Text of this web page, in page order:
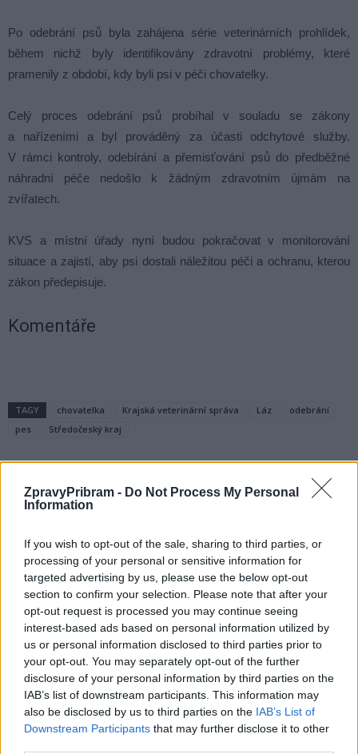
ZpravyPribram - Do Not Process My Personal
Information
If you wish to opt-out of the sale, sharing to third parties, or
processing of your personal or sensitive information for
targeted advertising by us, please use the below opt-out
section to confirm your selection. Please note that after your
opt-out request is processed you may continue seeing
interest-based ads based on personal information utilized by
us or personal information disclosed to third parties prior to
your opt-out. You may separately opt-out of the further
disclosure of your personal information by third parties on the
IAB’s list of downstream participants. This information may
also be disclosed by us to third parties on the IAB’s List of
Downstream Participants that may further disclose it to other
Po odebrání psů byla zahájena série veterinárních prohlídek,
během nichž byly identifikovány zdravotní problémy, které
pramenily z období, kdy byli psi v péči chovatelky.
Celý proces odebrání psů probíhal v souladu se zákony
a nařízeními a byl prováděný za účasti odchytové služby.
V rámci kontroly, odebírání a přemisťování psů do předběžné
náhradní péče nedošlo k žádným zdravotním újmám na
zvířatech.
KVS a místní úřady nyní budou pokračovat v monitorování
situace a zajistí, aby psi dostali náležitou péči a ochranu, kterou
zákon předepisuje.
Komentáře
TAGY chovatelka Krajská veterinární správa Láz
odebrání
pes
Středočeský kraj
Předchozí článek
Výlov Nováku někteří lidé
nestihli. Bylo málo ryb
Následující článek
Jan Konvalinka: Poplatky
v příštím roce zvyšovat
nebudeme
SOUVISEJÍCÍ ČLÁNKY
VÍCE OD AUTORA